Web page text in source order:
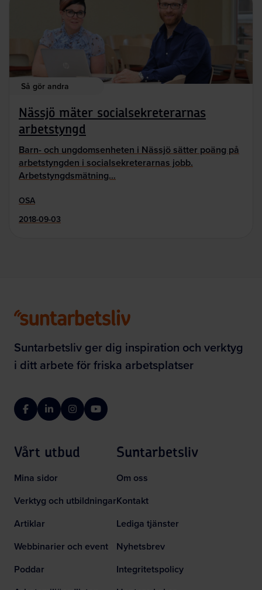
Så gör andra
Nässjö mäter socialsekreterarnas
arbetstyngd
Barn- och ungdomsenheten i Nässjö sätter poäng på
arbetstyngden i socialsekreterarnas jobb.
Arbetstyngdsmätning…
OSA
2018-09-03
Suntarbetsliv ger dig inspiration och verktyg
i ditt arbete för friska arbetsplatser
FacebookLinkedInInstagramYouTube
Vårt utbud
Mina sidor
Verktyg och utbildningar
Artiklar
Webbinarier och event
Poddar
Suntarbetsliv
Om oss
Kontakt
Lediga tjänster
Nyhetsbrev
Integritetspolicy